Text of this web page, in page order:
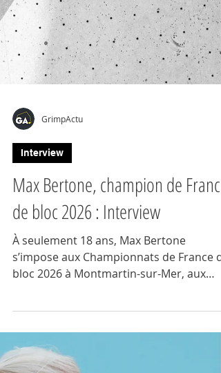
GrimpActu
Interview
Max Bertone, champion de France
À seulement 18 ans, Max Bertone
s’impose aux Championnats de France de
bloc 2026 à Montmartin-sur-Mer, aux